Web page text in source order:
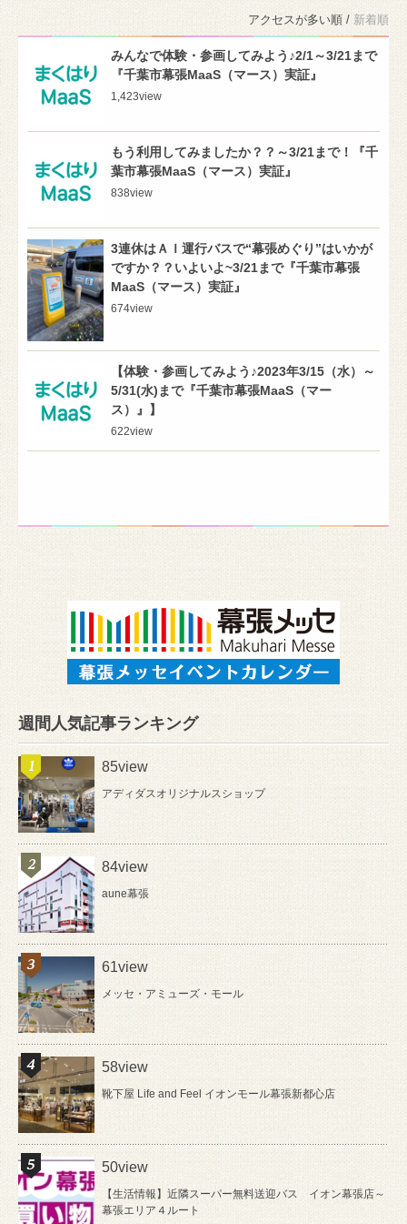
アクセスが多い順 / 新着順
みんなで体験・参画してみよう♪2/1～3/21まで
『千葉市幕張MaaS（マース）実証』
1,423view
もう利用してみましたか？？～3/21まで！『千
葉市幕張MaaS（マース）実証』
838view
3連休はＡＩ運行バスで“幕張めぐり”はいかが
ですか？？いよいよ~3/21まで『千葉市幕張
MaaS（マース）実証』
674view
【体験・参画してみよう♪2023年3/15（水）～
5/31(水)まで『千葉市幕張MaaS（マー
ス）』】
622view
週間人気記事ランキング
85view
アディダスオリジナルスショップ
84view
aune幕張
61view
メッセ・アミューズ・モール
58view
靴下屋 Life and Feel イオンモール幕張新都心店
50view
【生活情報】近隣スーパー無料送迎バス イオン幕張店～
幕張エリア４ルート